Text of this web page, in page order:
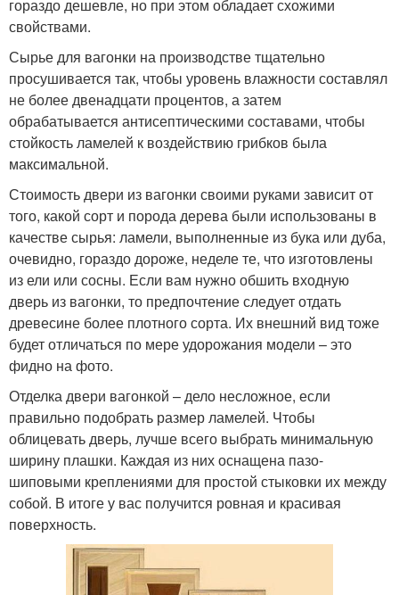
гораздо дешевле, но при этом обладает схожими
свойствами.
Сырье для вагонки на производстве тщательно
просушивается так, чтобы уровень влажности составлял
не более двенадцати процентов, а затем
обрабатывается антисептическими составами, чтобы
стойкость ламелей к воздействию грибков была
максимальной.
Стоимость двери из вагонки своими руками зависит от
того, какой сорт и порода дерева были использованы в
качестве сырья: ламели, выполненные из бука или дуба,
очевидно, гораздо дороже, неделе те, что изготовлены
из ели или сосны. Если вам нужно обшить входную
дверь из вагонки, то предпочтение следует отдать
древесине более плотного сорта. Их внешний вид тоже
будет отличаться по мере удорожания модели – это
фидно на фото.
Отделка двери вагонкой – дело несложное, если
правильно подобрать размер ламелей. Чтобы
облицевать дверь, лучше всего выбрать минимальную
ширину плашки. Каждая из них оснащена пазо-
шиповыми креплениями для простой стыковки их между
собой. В итоге у вас получится ровная и красивая
поверхность.